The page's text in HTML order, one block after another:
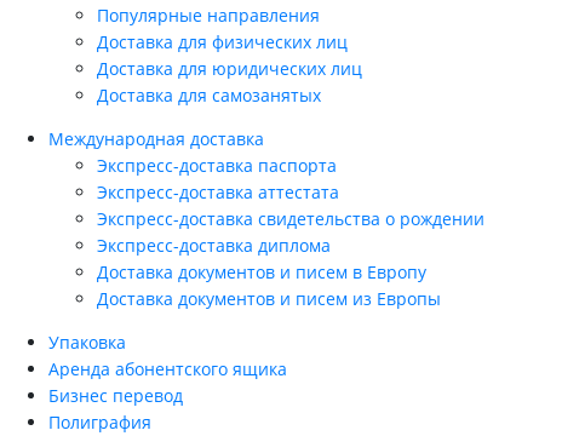
Популярные направления
Доставка для физических лиц
Доставка для юридических лиц
Доставка для самозанятых
Международная доставка
Экспресс-доставка паспорта
Экспресс-доставка аттестата
Экспресс-доставка свидетельства о рождении
Экспресс-доставка диплома
Доставка документов и писем в Европу
Доставка документов и писем из Европы
Упаковка
Аренда абонентского ящика
Бизнес перевод
Полиграфия